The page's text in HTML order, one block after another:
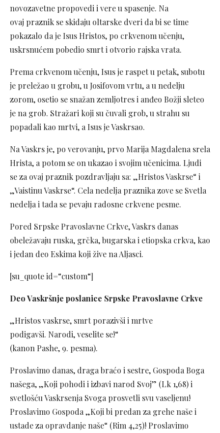
novozavetne propovedi i vere u spasenje. Na
ovaj praznik se skidaju oltarske dveri da bi se time
pokazalo da je Isus Hristos, po crkvenom učenju,
uskrsnućem pobedio smrt i otvorio rajska vrata.
Prema crkvenom učenju, Isus je raspet u petak, subotu
je preležao u grobu, u Josifovom vrtu, a u nedelju
zorom, osetio se snažan zemljotres i anđeo Božji sleteo
je na grob. Stražari koji su čuvali grob, u strahu su
popadali kao mrtvi, a Isus je Vaskrsao.
Na Vaskrs je, po verovanju, prvo Marija Magdalena srela
Hrista, a potom se on ukazao i svojim učenicima. Ljudi
se za ovaj praznik pozdravljaju sa: „Hristos Vaskrse“ i
„Vaistinu Vaskrse“. Cela nedelja praznika zove se Svetla
nedelja i tada se pevaju radosne crkvene pesme.
Pored Srpske Pravoslavne Crkve, Vaskrs danas
obeležavaju ruska, grčka, bugarska i etiopska crkva, kao
i jedan deo Eskima koji žive na Aljasci.
[su_quote id=“custom“]
Deo Vaskršnje poslanice Srpske Pravoslavne Crkve
„Hristos vaskrse, smrt porazivši i mrtve
podigavši. Narodi, veselite se!“
(kanon Pashe, 9. pesma).
Proslavimo danas, draga braćo i sestre, Gospoda Boga
našega, „Koji pohodi i izbavi narod Svoj” (Lk 1,68) i
svetlošću Vaskrsenja Svoga prosvetli svu vaseljenu!
Proslavimo Gospoda „Koji bi predan za grehe naše i
ustade za opravdanje naše“ (Rim 4,25)! Proslavimo